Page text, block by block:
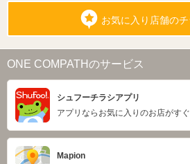
お気に入り店舗の
ONE COMPATHのサービス
シュフーチラシアプリ
アプリならお気に入りのお店がす
Mapion